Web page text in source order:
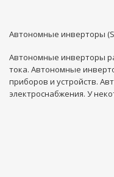
Автономные инверторы
Автономные инверторы
тока. Автономные
приборов и устройств.
электроснабжения. У